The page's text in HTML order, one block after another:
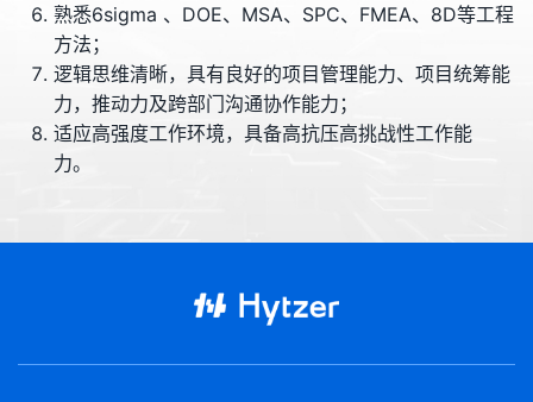
熟悉6sigma 、DOE、MSA、SPC、FMEA、8D等工程
方法；
逻辑思维清晰，具有良好的项目管理能力、项目统筹能
力，推动力及跨部门沟通协作能力；
适应高强度工作环境，具备高抗压高挑战性工作能
力。